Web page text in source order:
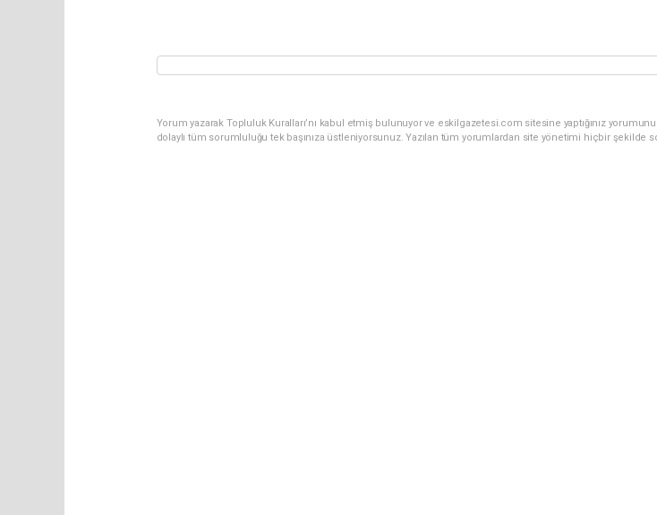
Yorum yazarak Topluluk Kuralları’nı kabul etmiş bulunuyor ve eskilgazetesi.com sitesine yaptığınız
dolaylı tüm sorumluluğu tek başınıza üstleniyorsunuz. Yazılan tüm yorumlardan site yönetimi hiçbir şekilde